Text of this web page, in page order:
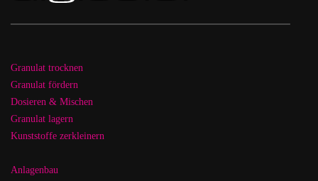
Granulat trocknen
Granulat fördern
Dosieren & Mischen
Granulat lagern
Kunststoffe zerkleinern
Anlagenbau